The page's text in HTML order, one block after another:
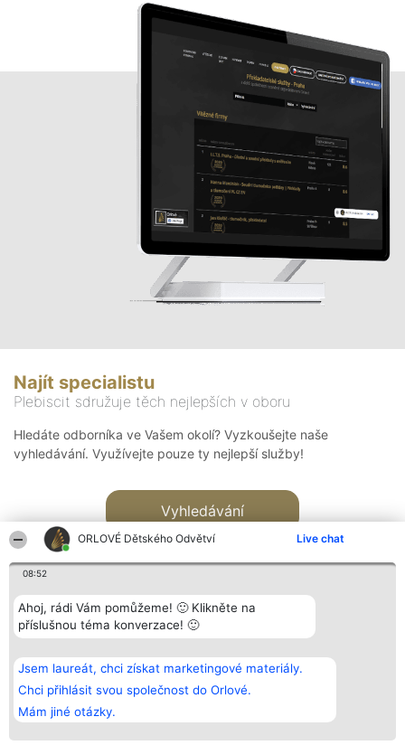
ORLOVÉ Dětského Odvětví Live chat
08:52
Ahoj, rádi Vám pomůžeme! 🙂 Klikněte na
příslušnou téma konverzace! 🙂
Jsem laureát, chci získat marketingové materiály.
Chci přihlásit svou společnost do Orlové.
Mám jiné otázky.
Najít specialistu
Plebiscit sdružuje těch nejlepších v oboru
Hledáte odborníka ve Vašem okolí? Vyzkoušejte naše
vyhledávání. Využívejte pouze ty nejlepší služby!
Vyhledávání
Bright Side Solutions sp. z o.
o. sp. k.
ul. Ruska 22
Wrocław 50-079
KRS 0000749100 | Regon
381313360 | NIP 8943132676
Vítězové
Seznam všech
laureátů
Zásady
Zásady
Kontakt